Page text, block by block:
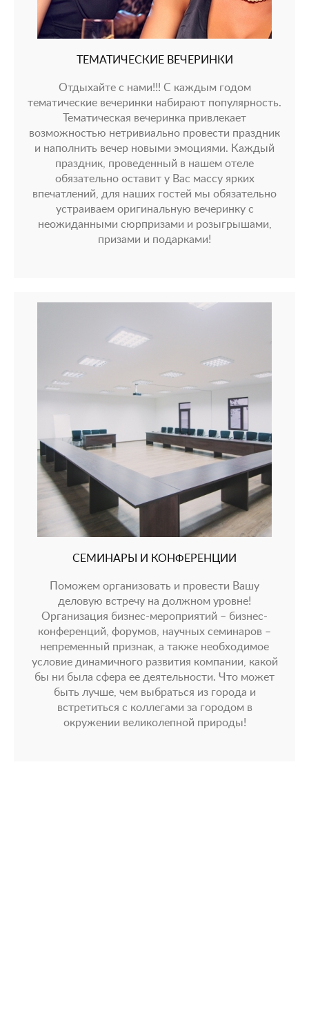
ТЕМАТИЧЕСКИЕ ВЕЧЕРИНКИ
Отдыхайте с нами!!! С каждым годом
тематические вечеринки набирают популярность.
Тематическая вечеринка привлекает
возможностью нетривиально провести праздник
и наполнить вечер новыми эмоциями. Каждый
праздник, проведенный в нашем отеле
обязательно оставит у Вас массу ярких
впечатлений, для наших гостей мы обязательно
устраиваем оригинальную вечеринку с
неожиданными сюрпризами и розыгрышами,
призами и подарками!
СЕМИНАРЫ И КОНФЕРЕНЦИИ
Поможем организовать и провести Вашу
деловую встречу на должном уровне!
Организация бизнес-мероприятий – бизнес-
конференций, форумов, научных семинаров –
непременный признак, а также необходимое
условие динамичного развития компании, какой
бы ни была сфера ее деятельности. Что может
быть лучше, чем выбраться из города и
встретиться с коллегами за городом в
окружении великолепной природы!